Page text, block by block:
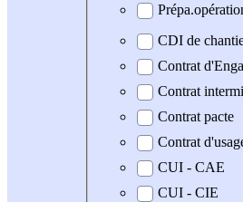
CDI de
Contrat
Contrat
Contrat pacte
Contrat
CUI - CAE
CUI - CIE